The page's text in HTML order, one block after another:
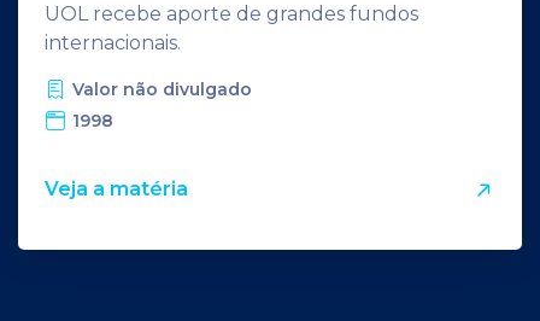
UOL recebe aporte de grandes fundos
internacionais.
Valor não divulgado
1998
Veja a matéria